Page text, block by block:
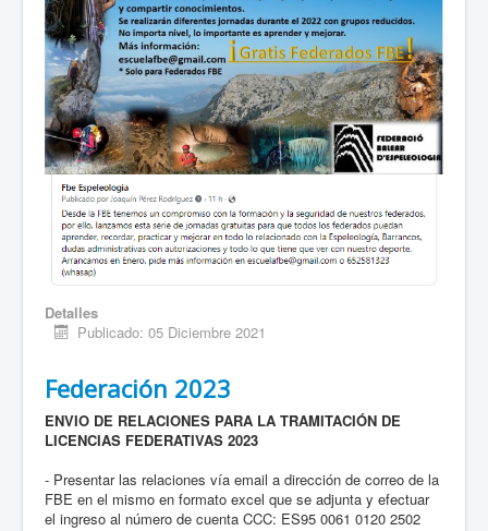
Detalles
Publicado: 05 Diciembre 2021
Federación 2023
ENVIO DE RELACIONES PARA LA TRAMITACIÓN DE
LICENCIAS FEDERATIVAS 2023
- Presentar las relaciones vía email a dirección de correo de la
FBE en el mismo en formato excel que se adjunta y efectuar
el ingreso al número de cuenta CCC: ES95 0061 0120 2502